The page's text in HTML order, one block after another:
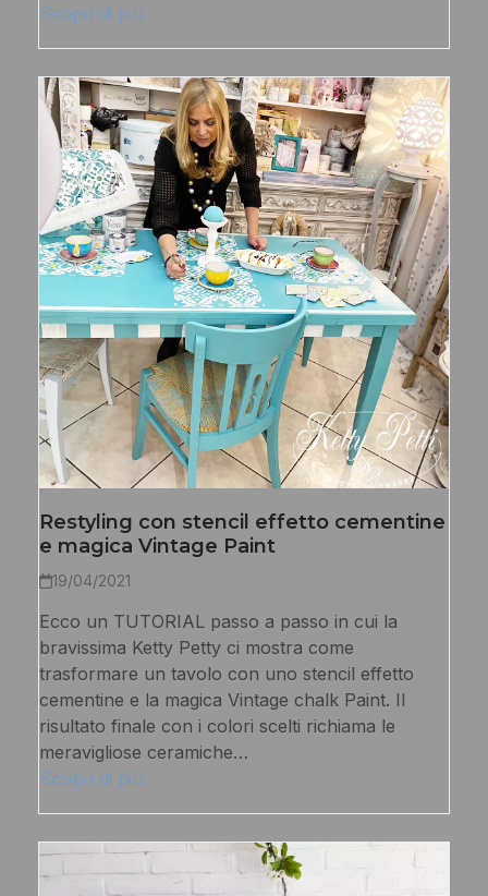
Scopri di più
Restyling con stencil effetto cementine
e magica Vintage Paint
19/04/2021
Ecco un TUTORIAL passo a passo in cui la
bravissima Ketty Petty ci mostra come
trasformare un tavolo con uno stencil effetto
cementine e la magica Vintage chalk Paint. Il
risultato finale con i colori scelti richiama le
meravigliose ceramiche…
Scopri di più